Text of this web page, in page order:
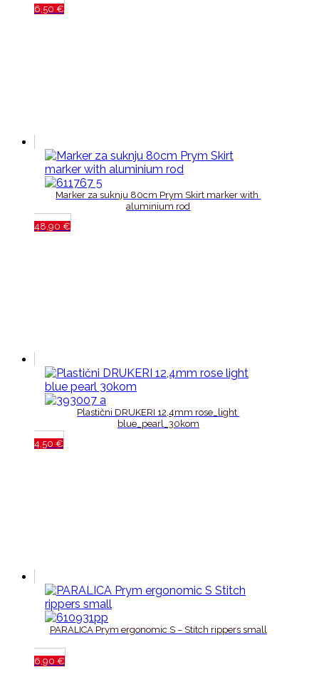
6,50 €
Marker za suknju 80cm Prym Skirt marker with
aluminium rod
48,90 €
Plastični DRUKERI 12,4mm rose_light
blue_pearl_30kom
4,50 €
PARALICA Prym ergonomic S – Stitch rippers small
6,90 €